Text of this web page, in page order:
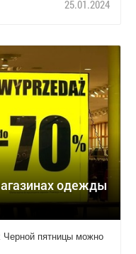
25.01.2024
одежды
Черной пятницы можно